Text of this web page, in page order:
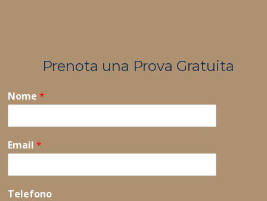
Prenota una Prova Gratuita
Nome *
Email *
Telefono